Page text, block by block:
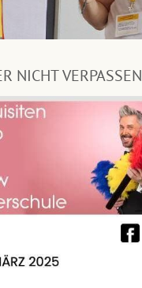
NICHT VERPASSEN